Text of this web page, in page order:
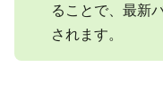
ることで、最新
されます。